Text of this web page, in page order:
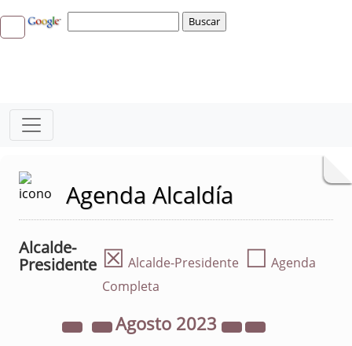
Agenda Alcaldía
Alcalde-
Presidente ☒ Alcalde-Presidente ☐ Agenda
Completa
Agosto 2023